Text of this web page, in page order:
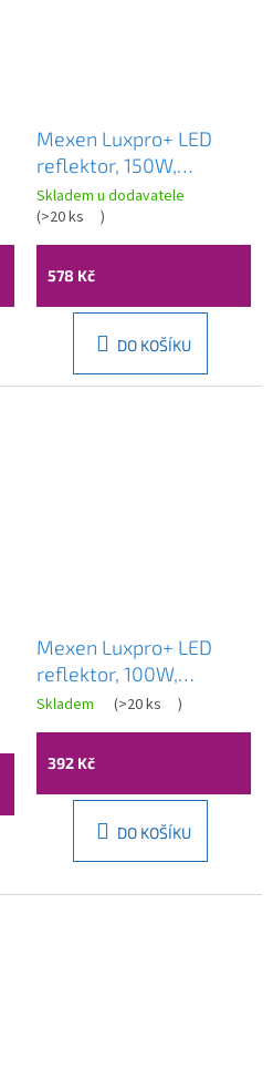
Mexen Luxpro+ LED
reflektor, 150W,
neutrální - 4000K,
16500 lm, černá - L231-
150-40-70
Skladem u dodavatele
(>20 ks )
578 Kč
DO KOŠÍKU
Mexen Luxpro+ LED
reflektor, 100W,
studená - 6500K, 11000
lm, bílá - L231-100-65-
20
Skladem (>20 ks )
392 Kč
DO KOŠÍKU